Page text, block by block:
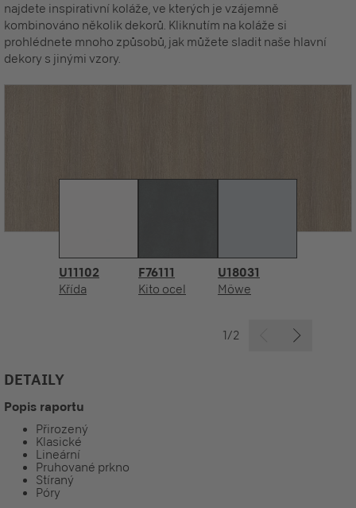
najdete inspirativní koláže, ve kterých je vzájemně
kombinováno několik dekorů. Kliknutím na koláže si
prohlédnete mnoho způsobů, jak můžete sladit naše hlavní
dekory s jinými vzory.
U11102
Křída
F76111
Kito ocel
U18031
Möwe
1/2
DETAILY
Popis raportu
Přirozený
Klasické
Lineární
Pruhované prkno
Stíraný
Póry